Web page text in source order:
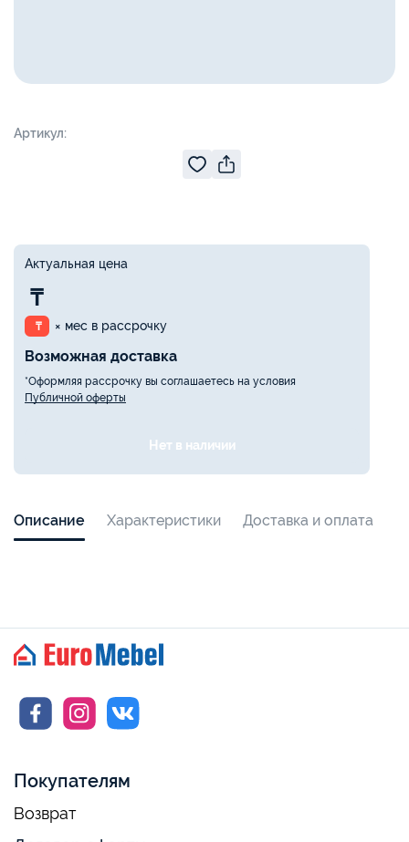
Артикул:
Актуальная цена
₸
₸ × мес в рассрочку
Возможная доставка
*Оформляя рассрочку вы соглашаетесь на условия
Публичной оферты
Нет в наличии
Описание Характеристики Доставка и оплата
Покупателям
Возврат